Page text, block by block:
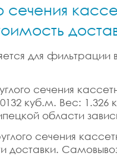
для
сечения
куб.м. Вес:
области
сечения
доставки.